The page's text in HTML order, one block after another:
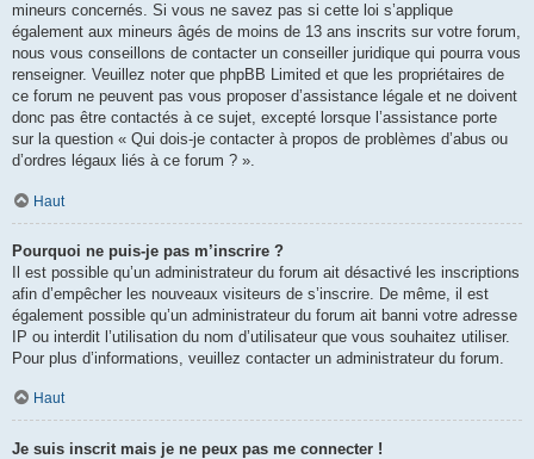
mineurs concernés. Si vous ne savez pas si cette loi s’applique
également aux mineurs âgés de moins de 13 ans inscrits sur votre forum,
nous vous conseillons de contacter un conseiller juridique qui pourra vous
renseigner. Veuillez noter que phpBB Limited et que les propriétaires de
ce forum ne peuvent pas vous proposer d’assistance légale et ne doivent
donc pas être contactés à ce sujet, excepté lorsque l’assistance porte
sur la question « Qui dois-je contacter à propos de problèmes d’abus ou
d’ordres légaux liés à ce forum ? ».
Haut
Pourquoi ne puis-je pas m’inscrire ?
Il est possible qu’un administrateur du forum ait désactivé les inscriptions
afin d’empêcher les nouveaux visiteurs de s’inscrire. De même, il est
également possible qu’un administrateur du forum ait banni votre adresse
IP ou interdit l’utilisation du nom d’utilisateur que vous souhaitez utiliser.
Pour plus d’informations, veuillez contacter un administrateur du forum.
Haut
Je suis inscrit mais je ne peux pas me connecter !